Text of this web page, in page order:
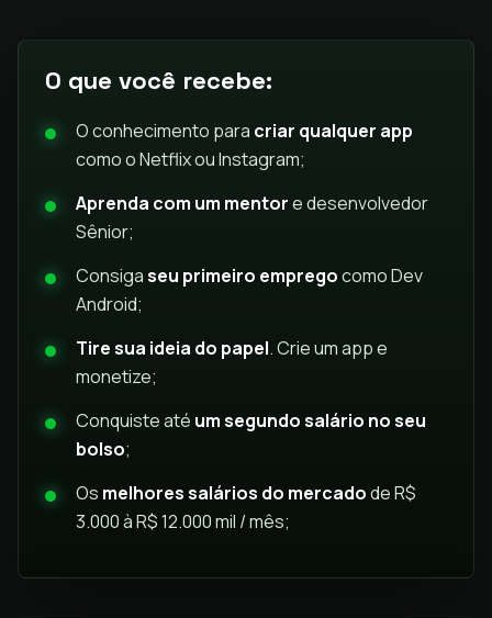
O que você recebe:
O conhecimento para criar qualquer app
como o Netflix ou Instagram;
Aprenda com um mentore desenvolvedor
Sênior;
Consigaseu primeiro empregocomo Dev
Android;
Tire sua ideia do papel. Crie um app e
monetize;
Conquiste até um segundo salário no seu
bolso;
Os melhores salários do mercadode R$
3.000 à R$ 12.000 mil / mês;